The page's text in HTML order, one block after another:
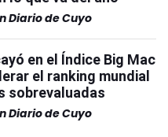
Diario de Cuyo
en el Índice Big Mac
el ranking mundial
sobrevaluadas
Diario de Cuyo